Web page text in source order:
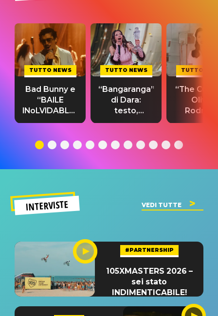
TUTTO NEWS
Bad Bunny e
“BAILE
INoLVIDABLE”:
testo,
significato
TUTTO NEWS
“Bangaranga”
di Dara:
testo,
traduzione e
del singolo
TUTTO
“The
Olivia
testo,
INTERVISTE VEDI TUTTE
#PARTNERSHIP
105XMASTERS 2026 –
sei stato
INDIMENTICABILE!